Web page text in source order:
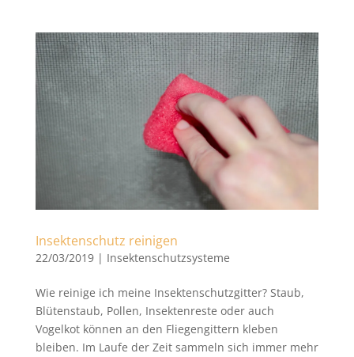
Insektenschutz reinigen
22/03/2019| Insektenschutzsysteme
Wie reinige ich meine Insektenschutzgitter? Staub,
Blütenstaub, Pollen, Insektenreste oder auch
Vogelkot können an den Fliegengittern kleben
bleiben. Im Laufe der Zeit sammeln sich immer mehr